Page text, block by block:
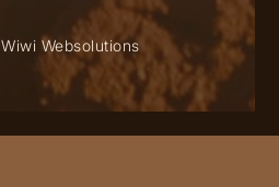
Wiwi Websolutions